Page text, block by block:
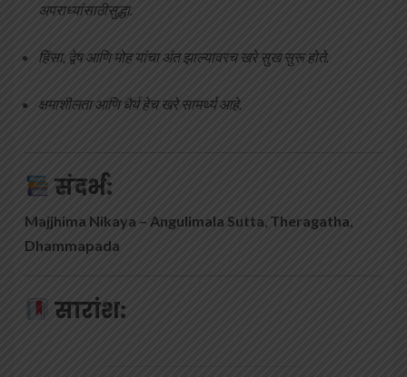
अपराध्यांसाठीसुद्धा.
हिंसा, द्वेष आणि मोह यांचा अंत झाल्यावरच खरे सुख सुरू होते.
क्षमाशीलता आणि धैर्य हेच खरे सामर्थ्य आहे.
संदर्भ:
Majjhima Nikaya – Angulimala Sutta, Theragatha,
Dhammapada
सारांश: